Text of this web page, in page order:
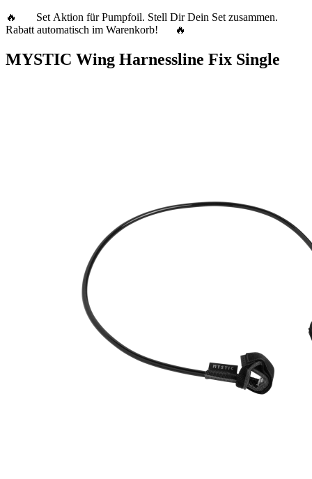
🔥 Set Aktion für Pumpfoil. Stell Dir Dein Set zusammen.
Rabatt automatisch im Warenkorb! 🔥
MYSTIC Wing Harnessline Fix Single